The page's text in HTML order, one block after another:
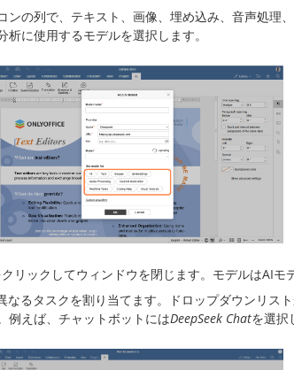
ンの列で、テキスト、画像、埋め込み、音声処理
析に使用するモデルを選択します。
リックしてウィンドウを閉じます。モデルはAIモ
なるタスクを割り当てます。ドロップダウンリス
例えば、チャットボットにはDeepSeek Chatを選択